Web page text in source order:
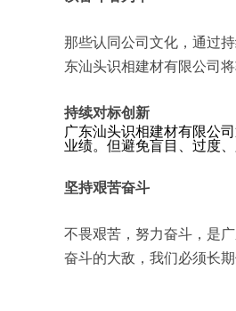
那些认同公司文化，通过
东汕头识相建材有限公司
持续对标创新
广东汕头识相建材有限公
业绩。但避免盲目、过度、
坚持艰苦奋斗
不畏艰苦，努力奋斗，是
奋斗的大敌，我们必须长